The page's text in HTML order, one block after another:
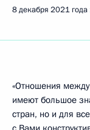
8 декабря 2021 года
«Отношения
имеют большое
стран, но и для